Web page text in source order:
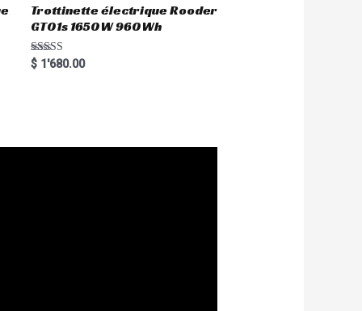
Trottinette électrique Rooder
GT01s 1650W 960Wh
Rated
5.00
$1'680.00